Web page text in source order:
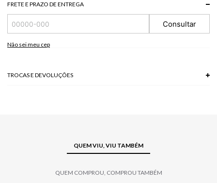
67% POLIESTER 33% POLIAMIDA
FRETE E PRAZO DE ENTREGA
Consultar
Não sei meu cep
TROCAS E DEVOLUÇÕES
QUEM VIU, VIU TAMBÉM
QUEM COMPROU, COMPROU TAMBÉM